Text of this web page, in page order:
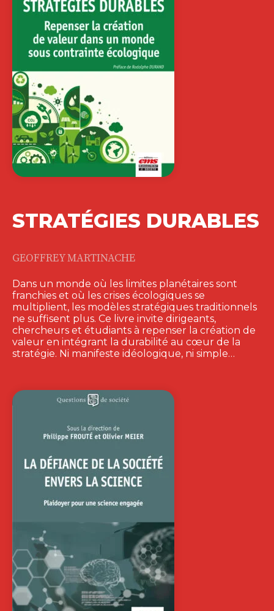
STRATÉGIES DURABLES
GEOFFREY MARTINACHE
Dans un monde où les limites planétaires sont
franchies et où les crises écologiques se
multiplient, les modèles stratégiques traditionnels
ne suffisent plus. Ce livre invite dirigeants,
chercheurs et étudiants à repenser la création de
valeur en intégrant la durabilité au cœur de la
stratégie. Ni manifeste idéologique, ni simple…